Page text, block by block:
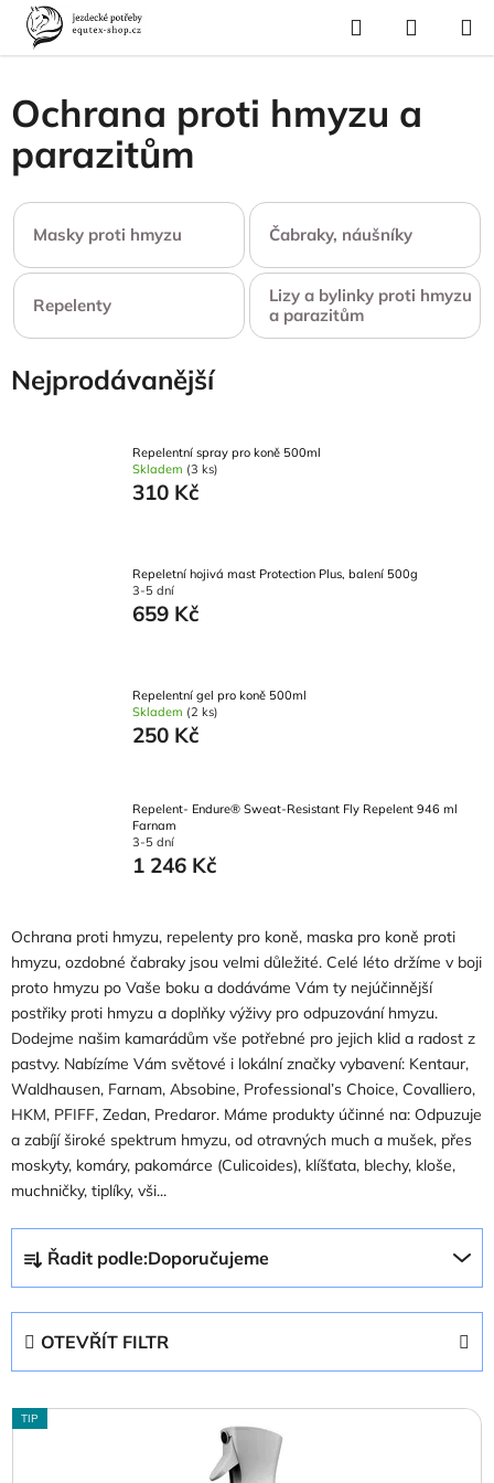
Přejít
obsah
Hledat
KOŠÍK
Domů
Pro koně
Ochrana proti hmyzu a
parazitům
Masky proti hmyzu Čabraky, náušníky
Repelenty
Lizy a bylinky proti hmyzu
a parazitům
Nejprodávanější
Repelentní spray pro koně 500ml
Skladem (3 ks)
310 Kč
Repeletní hojivá mast Protection Plus, balení 500g
3-5 dní
659 Kč
Repelentní gel pro koně 500ml
Skladem (2 ks)
250 Kč
Repelent- Endure® Sweat-Resistant Fly Repelent 946 ml
Farnam
3-5 dní
1 246 Kč
Ochrana proti hmyzu, repelenty pro koně, maska pro koně proti
hmyzu, ozdobné čabraky jsou velmi důležité. Celé léto držíme v boji
proto hmyzu po Vaše boku a dodáváme Vám ty nejúčinnější
postřiky proti hmyzu a doplňky výživy pro odpuzování hmyzu.
Dodejme našim kamarádům vše potřebné pro jejich klid a radost z
pastvy. Nabízíme Vám světové i lokální značky vybavení: Kentaur,
Waldhausen, Farnam, Absobine, Professional’s Choice, Covalliero,
HKM, PFIFF, Zedan, Predaror. Máme produkty účinné na: Odpuzuje
a zabíjí široké spektrum hmyzu, od otravných much a mušek, přes
moskyty, komáry, pakomárce (Culicoides), klíšťata, blechy, kloše,
muchničky, tiplíky, vši...
a
z
p
Řadit podle:Doporučujeme
OTEVŘÍT FILTR
V
ý
TIP